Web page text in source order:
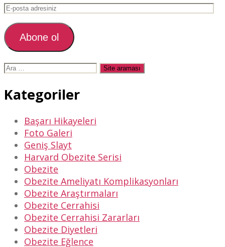
E-
adresiniz
Abone ol
Arama
Kategoriler
Başarı Hikayeleri
Foto Galeri
Geniş Slayt
Harvard Obezite Serisi
Obezite
Obezite Ameliyatı Komplikasyonları
Obezite Araştırmaları
Obezite Cerrahisi
Obezite Cerrahisi Zararları
Obezite Diyetleri
Obezite Eğlence